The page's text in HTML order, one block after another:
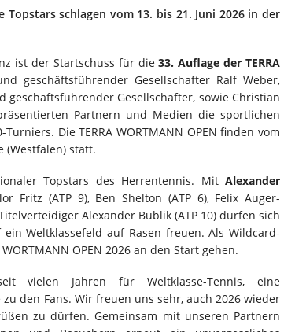
schlagen vom 13. bis 21. Juni 2026 in der
ist der Startschuss für die33. Auflage der TERRA
geschäftsführender Gesellschafter Ralf Weber,
geschäftsführender Gesellschafter, sowie Christian
Partnern und Medien die sportlichen
Die TERRA WORTMANN OPEN finden vom
(Westfalen) statt.
Topstars des Herrentennis. Mit Alexander
Fritz (ATP 9), Ben Shelton (ATP 6), Felix Auger-
Alexander Bublik (ATP 10) dürfen sich
Weltklassefeld auf Rasen freuen. Als Wildcard-
WORTMANN OPEN 2026 an den Start gehen.
vielen Jahren für Weltklasse-Tennis, eine
den Fans. Wir freuen uns sehr, auch 2026 wieder
zu dürfen. Gemeinsam mit unseren Partnern